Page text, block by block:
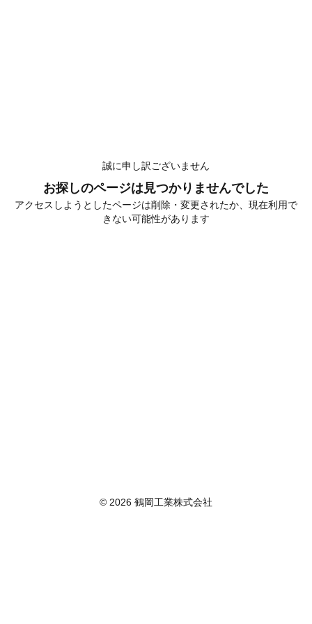
誠に申し訳ございません
お探しのページは見つかりませんでした
アクセスしようとしたページは削除・変更されたか、現在利用で
きない可能性があります
© 2026 鶴岡工業株式会社